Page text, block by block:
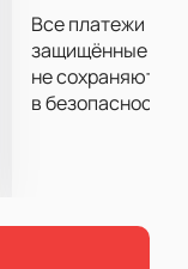
Все платежи
защищённые
не сохраняются
в безопасности.